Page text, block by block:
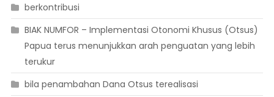
berkontribusi
BIAK NUMFOR – Implementasi Otonomi Khusus (Otsus)
Papua terus menunjukkan arah penguatan yang lebih
terukur
bila penambahan Dana Otsus terealisasi